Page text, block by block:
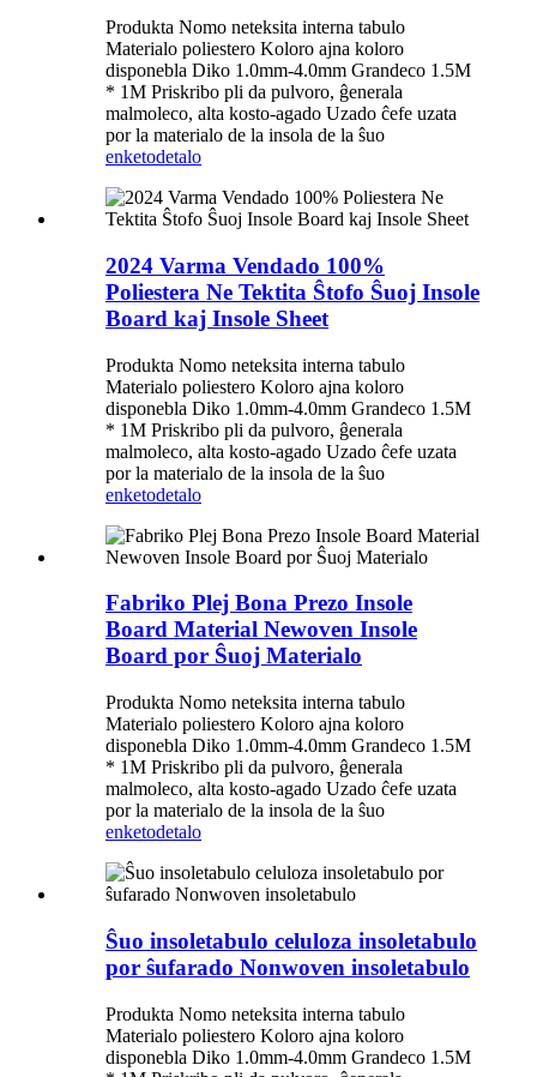
Produkta Nomo neteksita interna tabulo
Materialo poliestero Koloro ajna koloro
disponebla Diko 1.0mm-4.0mm Grandeco 1.5M
* 1M Priskribo pli da pulvoro, ĝenerala
malmoleco, alta kosto-agado Uzado ĉefe uzata
por la materialo de la insola de la ŝuo
enketodetalo
2024 Varma Vendado 100%
Poliestera Ne Tektita Ŝtofo Ŝuoj Insole
Board kaj Insole Sheet
Produkta Nomo neteksita interna tabulo
Materialo poliestero Koloro ajna koloro
disponebla Diko 1.0mm-4.0mm Grandeco 1.5M
* 1M Priskribo pli da pulvoro, ĝenerala
malmoleco, alta kosto-agado Uzado ĉefe uzata
por la materialo de la insola de la ŝuo
enketodetalo
Fabriko Plej Bona Prezo Insole
Board Material Newoven Insole
Board por Ŝuoj Materialo
Produkta Nomo neteksita interna tabulo
Materialo poliestero Koloro ajna koloro
disponebla Diko 1.0mm-4.0mm Grandeco 1.5M
* 1M Priskribo pli da pulvoro, ĝenerala
malmoleco, alta kosto-agado Uzado ĉefe uzata
por la materialo de la insola de la ŝuo
enketodetalo
Ŝuo insoletabulo celuloza insoletabulo
por ŝufarado Nonwoven insoletabulo
Produkta Nomo neteksita interna tabulo
Materialo poliestero Koloro ajna koloro
disponebla Diko 1.0mm-4.0mm Grandeco 1.5M